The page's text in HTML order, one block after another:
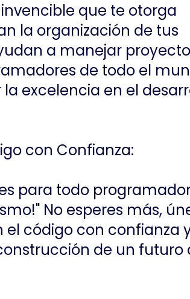
que te otorga
la organización de tus
a manejar
de todo el
excelencia en el
con Confianza:
para todo
No esperes más,
código con confianza
de un futuro